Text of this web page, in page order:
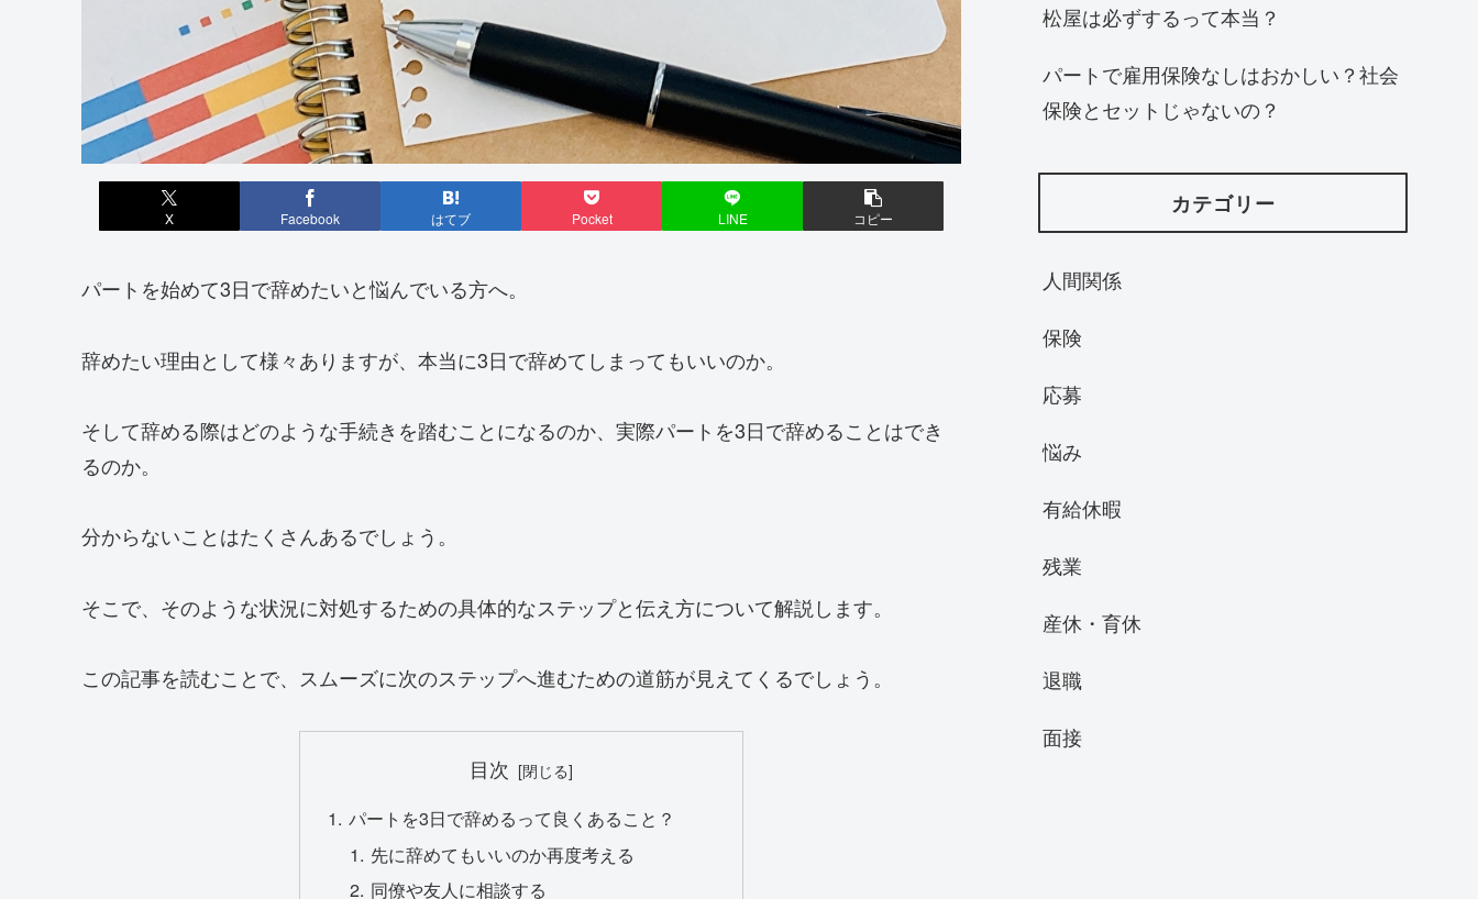
X Facebook はてブ Pocket LINE コピー
パートを始めて3日で辞めたいと悩んでいる方へ。
辞めたい理由として様々ありますが、本当に3日で辞めてしまってもいいのか。
そして辞める際はどのような手続きを踏むことになるのか、実際パートを3日で辞めることはでき
るのか。
分からないことはたくさんあるでしょう。
そこで、そのような状況に対処するための具体的なステップと伝え方について解説します。
この記事を読むことで、スムーズに次のステップへ進むための道筋が見えてくるでしょう。
目次
パートを3日で辞めるって良くあること？
先に辞めてもいいのか再度考える
同僚や友人に相談する
松屋は必ずするって本当？
パートで雇用保険なしはおかしい？社会
保険とセットじゃないの？
カテゴリー
人間関係
保険
応募
悩み
有給休暇
残業
産休・育休
退職
面接